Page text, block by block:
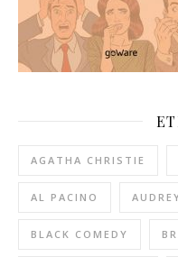
AGATHA CHRISTIE
AL PACINO
BLACK COMEDY